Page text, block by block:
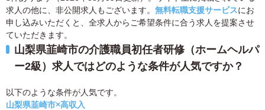
求人の他に、非公開求人もございます。 無料転職支援サービスにお
申し込みいただくと、全求人からご希望条件に合う求人を提案させ
ていただきます。
山梨県韮崎市の介護職員初任者研修（ホームヘルパ
ー2級）求人ではどのような条件が人気ですか？
以下のような条件が人気です。
山梨県韮崎市×高収入